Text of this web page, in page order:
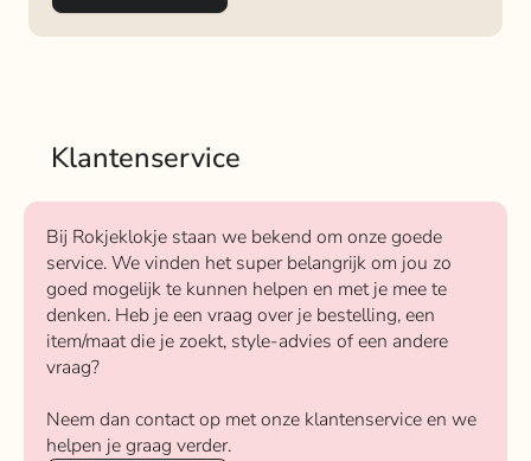
Klantenservice
Bij Rokjeklokje staan we bekend om onze goede
service. We vinden het super belangrijk om jou zo
goed mogelijk te kunnen helpen en met je mee te
denken. Heb je een vraag over je bestelling, een
item/maat die je zoekt, style-advies of een andere
vraag?
Neem dan contact op met onze klantenservice en we
helpen je graag verder.